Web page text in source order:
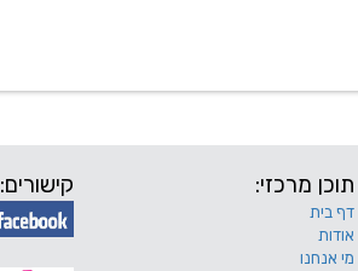
תוכן מרכזי:
דף בית
אודות
מי אנחנו
קישורים: